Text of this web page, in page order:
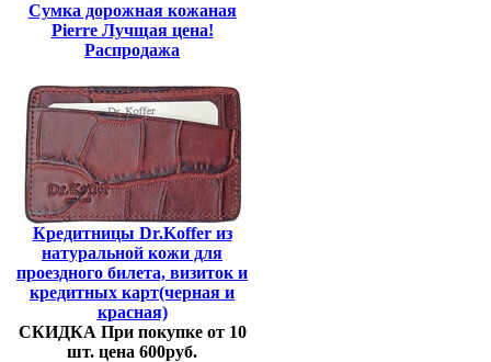
Сумка дорожная кожаная
Pierre Лучщая цена!
Распродажа
Кредитницы Dr.Koffer из
натуральной кожи для
проездного билета, визиток и
кредитных карт(черная и
красная)
СКИДКА При покупке от 10
шт. цена 600руб.